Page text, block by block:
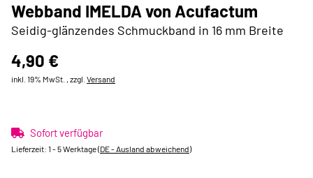
Webband IMELDA von Acufactum
Seidig-glänzendes Schmuckband in 16 mm Breite
4,90 €
inkl. 19% MwSt. , zzgl. Versand
Sofort verfügbar
Lieferzeit: 1 - 5 Werktage(DE - Ausland abweichend)